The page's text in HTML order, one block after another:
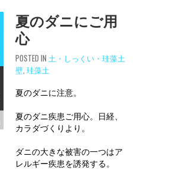
夏のダニにご用
心
POSTED IN 土・しっくい・珪藻土
壁 珪藻土
夏のダニに注意。
夏のダニ疾患ご用心。日経、
カラダづくりより。
ダニの大きな被害の一つはア
レルギー疾患を誘発する。